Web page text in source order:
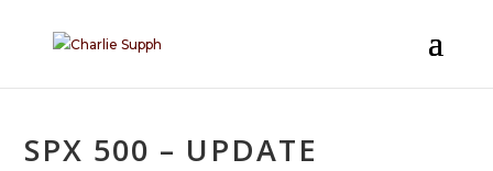
SPX 500 – UPDATE